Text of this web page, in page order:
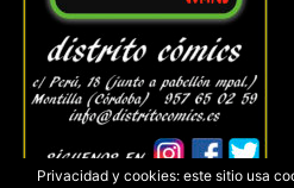
Privacidad y cookies: este sitio usa